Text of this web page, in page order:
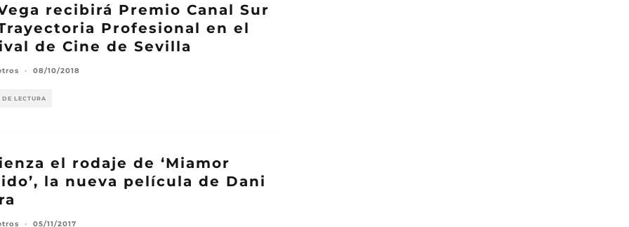
recibirá Premio Canal Sur
Profesional en el
de Cine de Sevilla
· 08/10/2018
LECTURA
el rodaje de ‘Miamor
la nueva película de Dani
· 05/11/2017